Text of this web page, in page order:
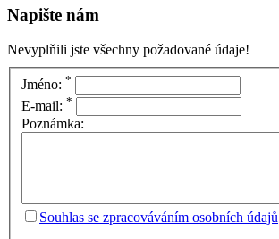
Napište nám
Nevyplňili jste všechny požadované údaje!
Jméno: *
E-mail: *
Poznámka:
Souhlas se zpracováváním osobních údajů